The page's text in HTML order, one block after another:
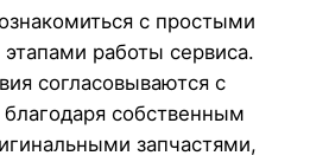
с простыми
работы сервиса.
согласовываются с
собственным
запчастями,